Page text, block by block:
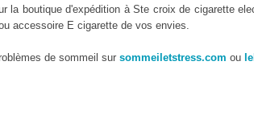
boutique d'expédition à Ste croix de cigarette
accessoire E cigarette de vos envies.
de sommeil sur sommeiletstress.com ou